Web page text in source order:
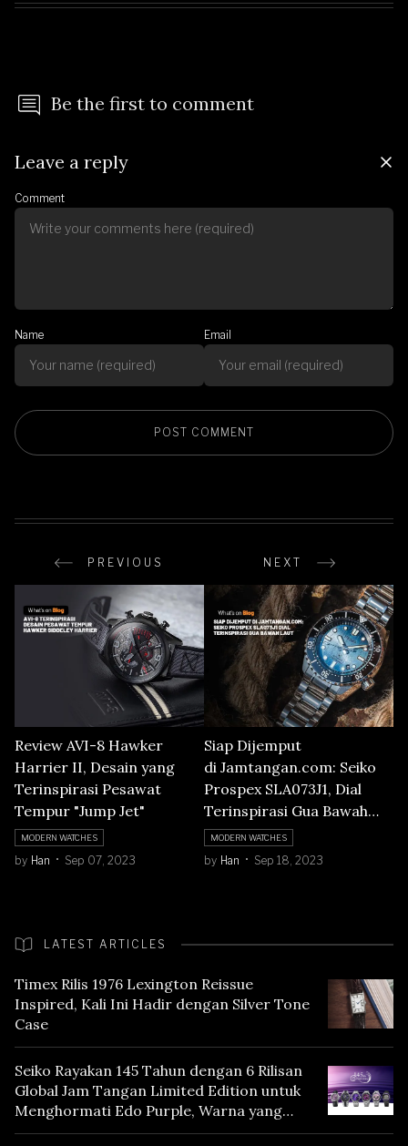
Be the first to comment
Leave a reply
Comment
Name Email
PREVIOUS NEXT
Review AVI-8 Hawker
Harrier II, Desain yang
Terinspirasi Pesawat
Tempur "Jump Jet"
MODERN WATCHES
by Han Sep 07, 2023
Siap Dijemput
di Jamtangan.com: Seiko
Prospex SLA073J1, Dial
Terinspirasi Gua Bawah
Laut
MODERN WATCHES
by Han Sep 18, 2023
LATEST ARTICLES
Timex Rilis 1976 Lexington Reissue
Inspired, Kali Ini Hadir dengan Silver Tone
Case
Seiko Rayakan 145 Tahun dengan 6 Rilisan
Global Jam Tangan Limited Edition untuk
Menghormati Edo Purple, Warna yang
Mencerminkan Warisan Tokyo